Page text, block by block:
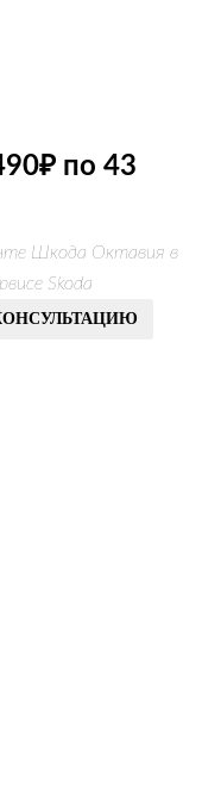
по 43
Шкода Октавия в
Skoda